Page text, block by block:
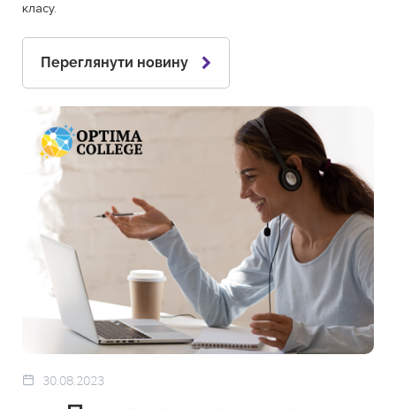
класу.
Переглянути новину
30.08.2023